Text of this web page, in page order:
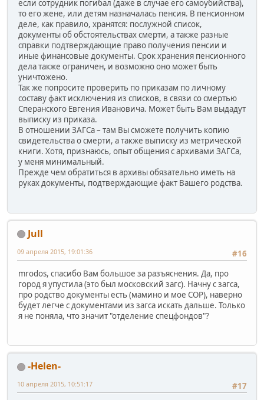
если сотрудник погибал (даже в случае его самоубийства),
то его жене, или детям назначалась пенсия. В пенсионном
деле, как правило, хранятся: послужной список,
документы об обстоятельствах смерти, а также разные
справки подтверждающие право получения пенсии и
иные финансовые документы. Срок хранения пенсионного
дела также ограничен, и возможно оно может быть
уничтожено.
Так же попросите проверить по приказам по личному
составу факт исключения из списков, в связи со смертью
Сперанского Евгения Ивановича. Может быть Вам выдадут
выписку из приказа.
В отношении ЗАГСа – там Вы сможете получить копию
свидетельства о смерти, а также выписку из метрической
книги. Хотя, признаюсь, опыт общения с архивами ЗАГСа,
у меня минимальный.
Прежде чем обратиться в архивы обязательно иметь на
руках документы, подтверждающие факт Вашего родства.
Jull
#16
09 апреля 2015, 19:01:36
mrodos, спасибо Вам большое за разъяснения. Да, про
город я упустила (это был московский загс). Начну с загса,
про родство документы есть (мамино и мое СОР), наверно
будет легче с документами из загса искать дальше. Только
я не поняла, что значит "отделение спецфондов"?
-Helen-
#17
10 апреля 2015, 10:51:17